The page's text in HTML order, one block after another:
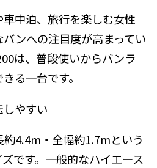
中泊、旅行を楽しむ女性
ンへの注目度が高まってい
は、普段使いからバンラ
る一台です。
しやすい
4.4m・全幅約1.7mという
です。一般的なハイエース